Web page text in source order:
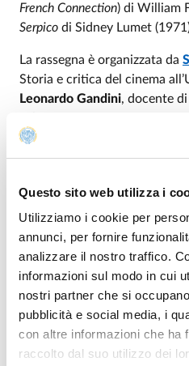
Questo sito web utilizza i
Utilizziamo i cookie per
annunci, per fornire
analizzare il nostro traffico.
informazioni sul modo in cui
nostri partner che si
pubblicità e social media, i
con altre informazioni che ha
raccolto dal suo utilizzo dei
French Connection) di William
Serpico di Sidney Lumet
La rassegna è organizzata da
Storia e critica del cinema
Leonardo Gandini, docente
di Parma, e
,
del cinema e dell'audiovisivo
“Per una storia del cinema -
universitari in sala, affinché
selezione di film correlati ai
cittadino la possibilità di fare
dentro la storia del cinema.